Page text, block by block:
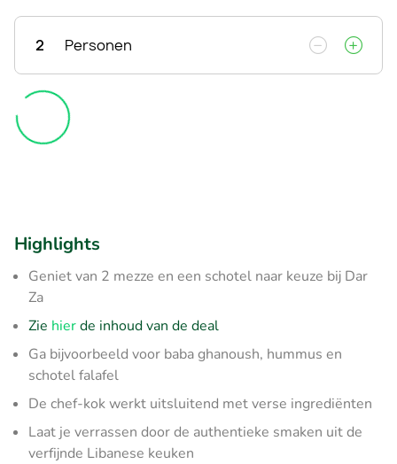
2 Personen
Highlights
Geniet van 2 mezze en een schotel naar keuze bij Dar
Za
Zie hierde inhoud van de deal
Ga bijvoorbeeld voor baba ghanoush, hummus en
schotel falafel
De chef-kok werkt uitsluitend met verse ingrediënten
Laat je verrassen door de authentieke smaken uit de
verfijnde Libanese keuken